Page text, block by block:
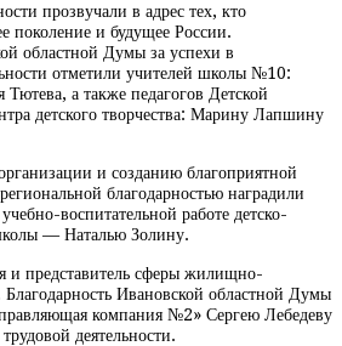
прозвучали в адрес тех, кто
поколение и будущее России.
областной Думы за успехи в
отметили учителей школы №10:
а также педагогов Детской
детского творчества: Марину Лапшину
и созданию благоприятной
благодарностью наградили
воспитательной работе детско-
— Наталью Золину.
и представитель сферы жилищно-
Благодарность Ивановской областной Думы
компания №2» Сергею Лебедеву
деятельности.